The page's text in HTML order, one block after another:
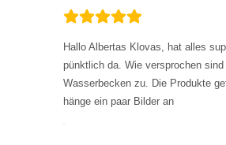
Hallo Albertas Klovas,
hat alles
pünktlich da. Wie versprochen
Wasserbecken zu. Die Produkte
hänge ein paar Bilder an